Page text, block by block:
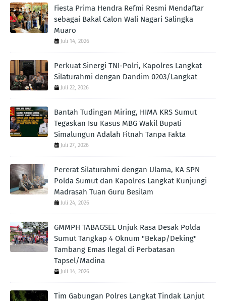
Fiesta Prima Hendra Refmi Resmi Mendaftar
sebagai Bakal Calon Wali Nagari Salingka
Muaro
Juli 14, 2026
Perkuat Sinergi TNI-Polri, Kapolres Langkat
Silaturahmi dengan Dandim 0203/Langkat
Juli 22, 2026
Bantah Tudingan Miring, HIMA KRS Sumut
Tegaskan Isu Kasus MBG Wakil Bupati
Simalungun Adalah Fitnah Tanpa Fakta
Juli 27, 2026
Pererat Silaturahmi dengan Ulama, KA SPN
Polda Sumut dan Kapolres Langkat Kunjungi
Madrasah Tuan Guru Besilam
Juli 24, 2026
GMMPH TABAGSEL Unjuk Rasa Desak Polda
Sumut Tangkap 4 Oknum "Bekap/Deking"
Tambang Emas Ilegal di Perbatasan
Tapsel/Madina
Juli 14, 2026
Tim Gabungan Polres Langkat Tindak Lanjut